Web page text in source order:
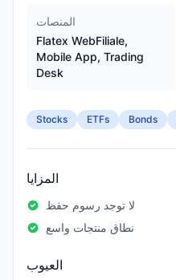
المنصات
Flatex WebFiliale,
Mobile App, Trading
Desk
Stocks ETFs Bonds
المزايا
لا توجد رسوم حفظ
نطاق منتجات واسع
العيوب